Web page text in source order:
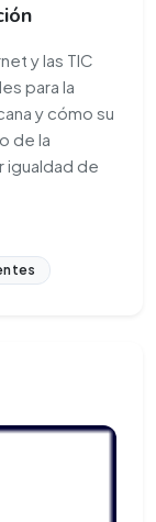
y las TIC
para la
y cómo su
de la
igualdad de